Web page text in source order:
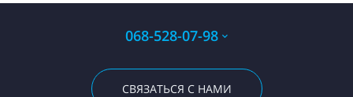
068-528-07-98
СВЯЗАТЬСЯ С НАМИ